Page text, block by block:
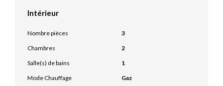
Intérieur
Nombre pièces
3
Chambres
2
Salle(s) de bains
1
Mode Chauffage
Gaz